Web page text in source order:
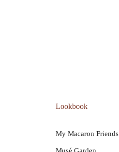
Lookbook
My Macaron Friends